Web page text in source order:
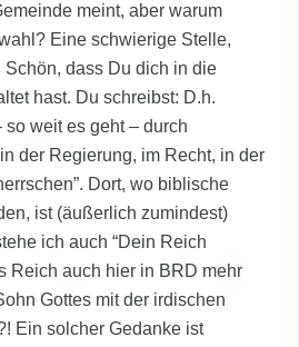
meint, aber warum
Eine schwierige Stelle,
dass Du dich in die
hast. Du schreibst: D.h.
so weit es geht – durch
der Regierung, im Recht, in der
Dort, wo biblische
ist (äußerlich zumindest)
ich auch “Dein Reich
Reich auch hier in BRD mehr
Gottes mit der irdischen
Ein solcher Gedanke ist